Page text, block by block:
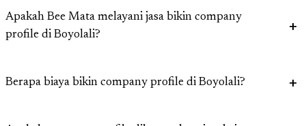
Apakah Bee Mata melayani jasa bikin company
profile di Boyolali?
Berapa biaya bikin company profile di Boyolali?